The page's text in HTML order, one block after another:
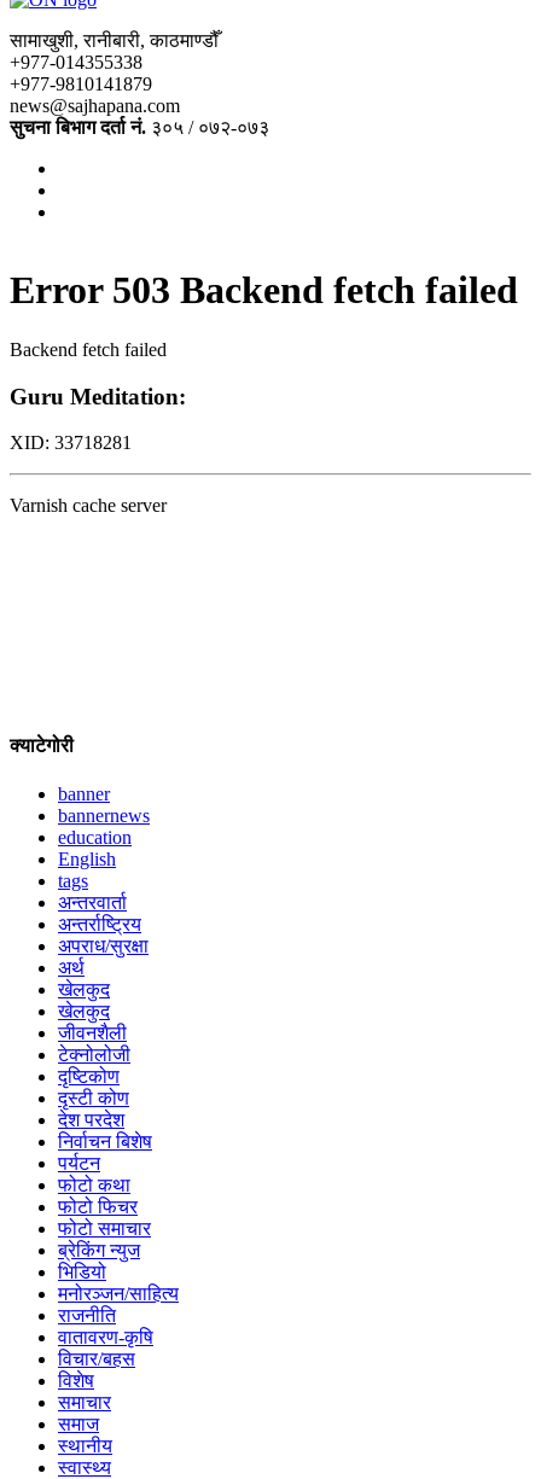
सामाखुशी, रानीबारी, काठमाण्डौँ
+977-014355338
+977-9810141879
news@sajhapana.com
सुचना बिभाग दर्ता नं. ३०५ / ०७२-०७३
क्याटेगोरी
banner
bannernews
education
English
tags
अन्तरवार्ता
अन्तर्राष्ट्रिय
अपराध/सुरक्षा
अर्थ
खेलकुद
खेलकुद
जीवनशैली
टेक्नोलोजी
दृष्टिकोण
दृस्टी कोण
देश परदेश
निर्वाचन बिशेष
पर्यटन
फोटो कथा
फोटो फिचर
फोटो समाचार
ब्रेकिंग न्युज
भिडियो
मनोरञ्जन/साहित्य
राजनीति
वातावरण-कृषि
विचार/बहस
विशेष
समाचार
समाज
स्थानीय
स्वास्थ्य